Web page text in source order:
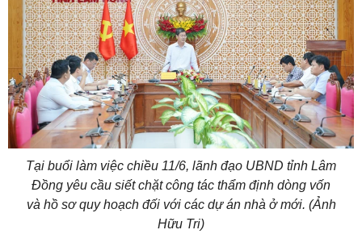
Tại buổi làm việc chiều 11/6, lãnh đạo UBND tỉnh Lâm
Đồng yêu cầu siết chặt công tác thẩm định dòng vốn
và hồ sơ quy hoạch đối với các dự án nhà ở mới. (Ảnh
Hữu Tri)